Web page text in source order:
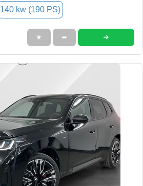
140 kw (190 PS)
★ ➦ ➜